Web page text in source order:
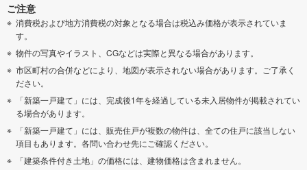
ご注意
消費税および地方消費税の対象となる場合は税込み価格が表示されていま
す。
物件の写真やイラスト、CGなどは実際と異なる場合があります。
市区町村の合併などにより、地図が表示されない場合があります。ご了承く
ださい。
「新築一戸建て」には、完成後1年を経過している未入居物件が掲載されてい
る場合があります。
「新築一戸建て」には、販売住戸が複数の物件は、全ての住戸に該当しない
項目もあります。各問い合わせ先にご確認ください。
「建築条件付き土地」の価格には、建物価格は含まれません。